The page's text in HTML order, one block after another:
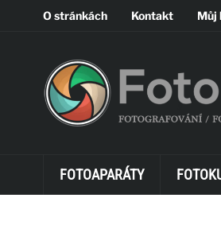
O stránkách Kontakt Můj
FOTOAPARÁTY